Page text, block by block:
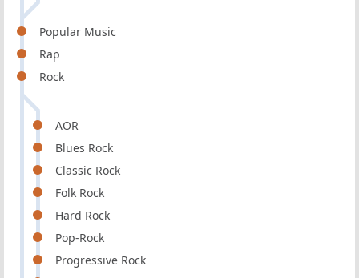
Popular Music
Rap
Rock
AOR
Blues Rock
Classic Rock
Folk Rock
Hard Rock
Pop-Rock
Progressive Rock